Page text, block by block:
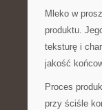
Mleko w
produktu.
teksturę i
jakość
Proces
przy ściśle